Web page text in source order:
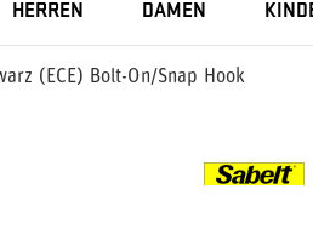
HERREN DAMEN
(ECE) Bolt-On/Snap Hook